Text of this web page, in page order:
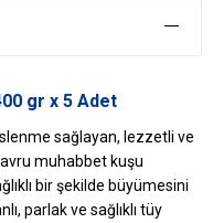
gr x 5 Adet
sağlayan, lezzetli ve
muhabbet kuşu
bir şekilde büyümesini
parlak ve sağlıklı tüy